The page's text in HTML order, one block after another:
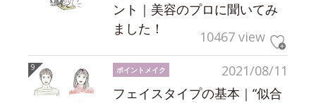
ント｜美容のプロに聞いてみ
ました！
10467 view
2021/08/11
ポイントメイク
フェイスタイプの基本｜“似合